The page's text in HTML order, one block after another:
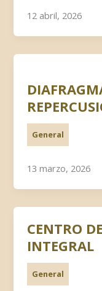
12 abril, 2026
General
13 marzo, 2026
CENTRO
INTEGRAL
General